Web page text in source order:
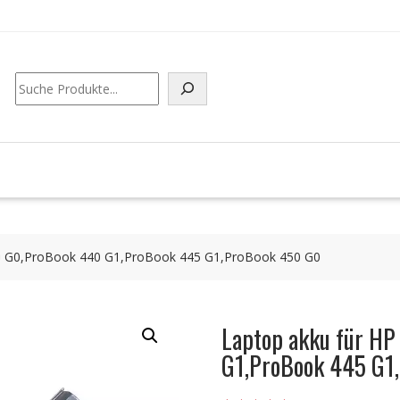
Suchen
440 G1,ProBook 445 G1,ProBook 450 G0
Laptop akku für
G1,ProBook 445